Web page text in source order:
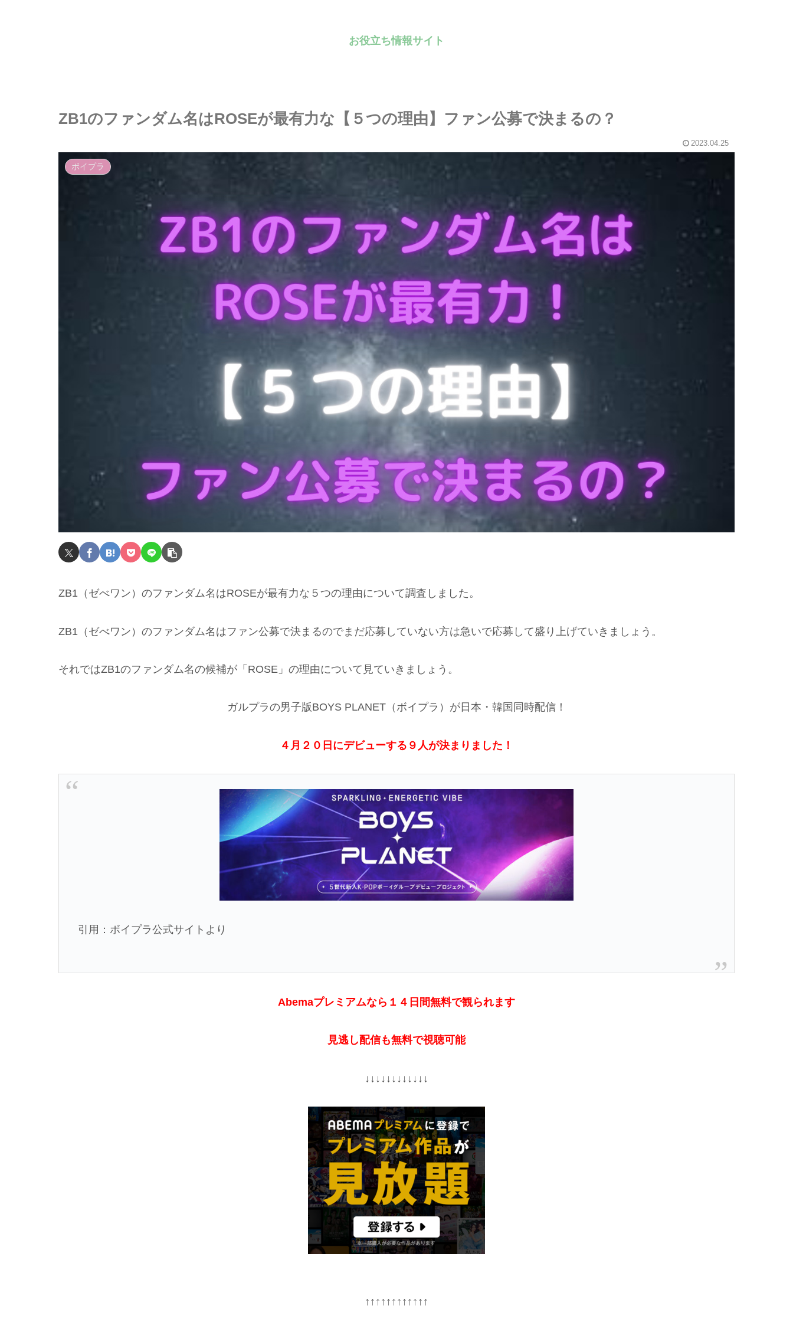
お役立ち情報サイト
ZB1のファンダム名はROSEが最有力な【５つの理由】ファン公募で決まるの？
2023.04.25
ボイプラ
ZB1（ゼべワン）のファンダム名はROSEが最有力な５つの理由について調査しました。
ZB1（ゼべワン）のファンダム名はファン公募で決まるのでまだ応募していない方は急いで応募して盛り上げていきましょう。
それではZB1のファンダム名の候補が「ROSE」の理由について見ていきましょう。
ガルプラの男子版BOYS PLANET（ボイプラ）が日本・韓国同時配信！
４月２０日にデビューする９人が決まりました！
引用：ボイプラ公式サイトより
Abemaプレミアムなら１４日間無料で観られます
見逃し配信も無料で視聴可能
↓↓↓↓↓↓↓↓↓↓↓↓
↑↑↑↑↑↑↑↑↑↑↑↑